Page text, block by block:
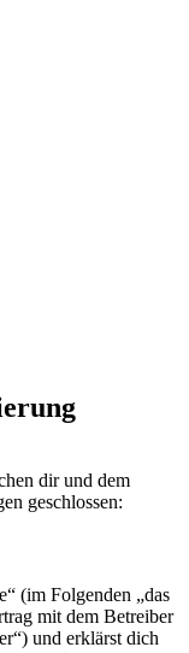
dir und dem
geschlossen:
(im Folgenden „das
mit dem Betreiber
und erklärst dich